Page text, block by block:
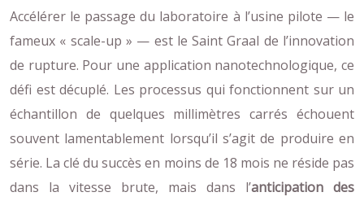
Accélérer le passage du laboratoire à l’usine pilote — le
fameux « scale-up » — est le Saint Graal de l’innovation
de rupture. Pour une application nanotechnologique, ce
défi est décuplé. Les processus qui fonctionnent sur un
échantillon de quelques millimètres carrés échouent
souvent lamentablement lorsqu’il s’agit de produire en
série. La clé du succès en moins de 18 mois ne réside pas
dans la vitesse brute, mais dans l’anticipation des